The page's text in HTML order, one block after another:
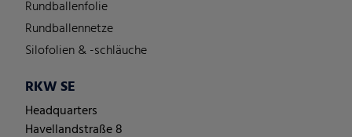
Rundballenfolie
Rundballennetze
Silofolien & -schläuche
RKW SE
Headquarters
Havellandstraße 8